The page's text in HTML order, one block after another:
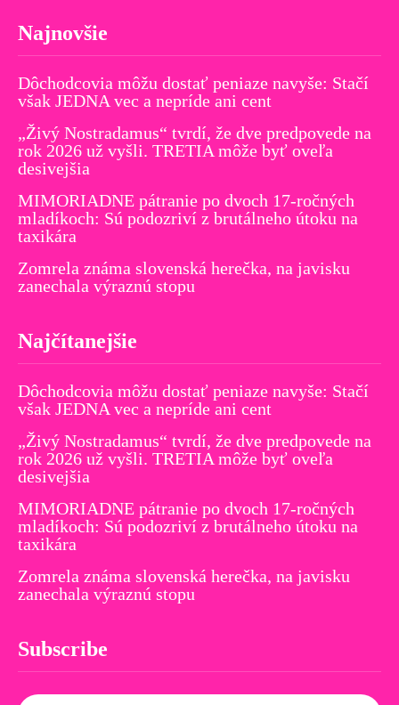
Najnovšie
Dôchodcovia môžu dostať peniaze navyše: Stačí
však JEDNA vec a nepríde ani cent
„Živý Nostradamus“ tvrdí, že dve predpovede na
rok 2026 už vyšli. TRETIA môže byť oveľa
desivejšia
MIMORIADNE pátranie po dvoch 17-ročných
mladíkoch: Sú podozriví z brutálneho útoku na
taxikára
Zomrela známa slovenská herečka, na javisku
zanechala výraznú stopu
Najčítanejšie
Dôchodcovia môžu dostať peniaze navyše: Stačí
však JEDNA vec a nepríde ani cent
„Živý Nostradamus“ tvrdí, že dve predpovede na
rok 2026 už vyšli. TRETIA môže byť oveľa
desivejšia
MIMORIADNE pátranie po dvoch 17-ročných
mladíkoch: Sú podozriví z brutálneho útoku na
taxikára
Zomrela známa slovenská herečka, na javisku
zanechala výraznú stopu
Subscribe